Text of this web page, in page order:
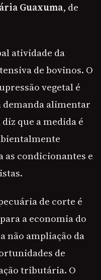
Guaxuma, de
atividade da
de bovinos. O
vegetal é
demanda alimentar
que a medida é
as condicionantes e
de corte é
a economia do
não ampliação da
de
tributária. O